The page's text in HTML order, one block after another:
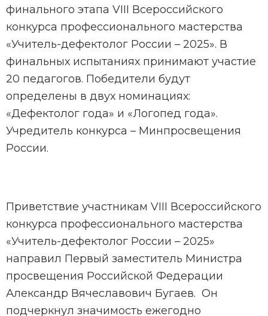
финального этапа VIII Всероссийского
конкурса профессионального мастерства
«Учитель-дефектолог России – 2025». В
финальных испытаниях принимают участие
20 педагогов. Победители будут
определены в двух номинациях:
«Дефектолог года» и «Логопед года».
Учредитель конкурса – Минпросвещения
России.
Приветствие участникам VIII Всероссийского
конкурса профессионального мастерства
«Учитель-дефектолог России – 2025»
направил Первый заместитель Министра
просвещения Российской Федерации
Александр Вячеславович Бугаев. Он
подчеркнул значимость ежегодно